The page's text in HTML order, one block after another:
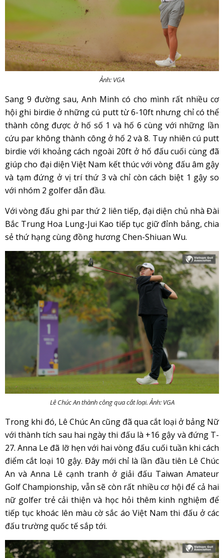
Ảnh: VGA
Sang 9 đường sau, Anh Minh có cho mình rất nhiều cơ
hội ghi birdie ở những cú putt từ 6-10ft nhưng chỉ có thể
thành công được ở hố số 1 và hố 6 cùng với những lần
cứu par không thành công ở hố 2 và 8. Tuy nhiên cú putt
birdie với khoảng cách ngoài 20ft ở hố đấu cuối cùng đã
giúp cho đại diện Việt Nam kết thúc với vòng đấu âm gậy
và tạm đứng ở vị trí thứ 3 và chỉ còn cách biệt 1 gậy so
với nhóm 2 golfer dẫn đầu.
Với vòng đấu ghi par thứ 2 liên tiếp, đại diện chủ nhà Đài
Bắc Trung Hoa Lung-Jui Kao tiếp tục giữ đỉnh bảng, chia
sẻ thứ hạng cùng đồng hương Chen-Shiuan Wu.
Lê Chúc An thành công qua cắt loại. Ảnh: VGA
Trong khi đó, Lê Chúc An cũng đã qua cắt loại ở bảng Nữ
với thành tích sau hai ngày thi đấu là +16 gậy và đứng T-
27. Anna Le đã lỡ hẹn với hai vòng đấu cuối tuần khi cách
điểm cắt loại 10 gậy. Đây mới chỉ là lần đầu tiên Lê Chúc
An và Anna Lê cạnh tranh ở giải đấu Taiwan Amateur
Golf Championship, vẫn sẽ còn rất nhiều cơ hội để cả hai
nữ golfer trẻ cải thiện và học hỏi thêm kinh nghiệm để
tiếp tục khoác lên màu cờ sắc áo Việt Nam thi đấu ở các
đấu trường quốc tế sắp tới.